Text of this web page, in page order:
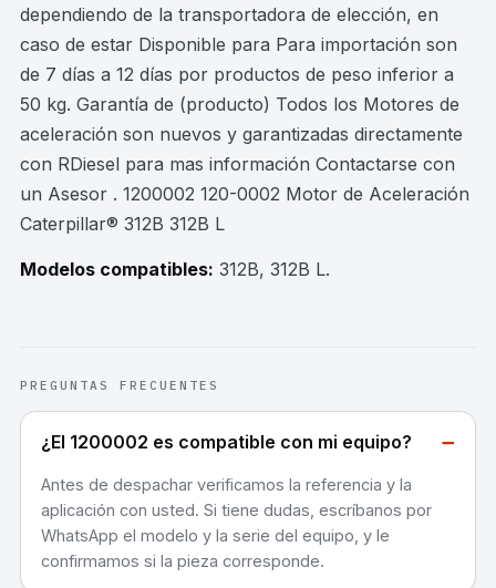
dependiendo de la transportadora de elección, en
caso de estar Disponible para Para importación son
de 7 días a 12 días por productos de peso inferior a
50 kg. Garantía de (producto) Todos los Motores de
aceleración son nuevos y garantizadas directamente
con RDiesel para mas información Contactarse con
un Asesor . 1200002 120-0002 Motor de Aceleración
Caterpillar® 312B 312B L
Modelos compatibles: 312B, 312B L.
PREGUNTAS FRECUENTES
¿El 1200002 es compatible con mi equipo? −
Antes de despachar verificamos la referencia y la
aplicación con usted. Si tiene dudas, escríbanos por
WhatsApp el modelo y la serie del equipo, y le
confirmamos si la pieza corresponde.